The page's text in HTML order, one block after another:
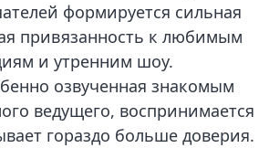
формируется сильная
привязанность к любимым
и утренним шоу.
озвученная знакомым
ведущего, воспринимается
гораздо больше доверия.